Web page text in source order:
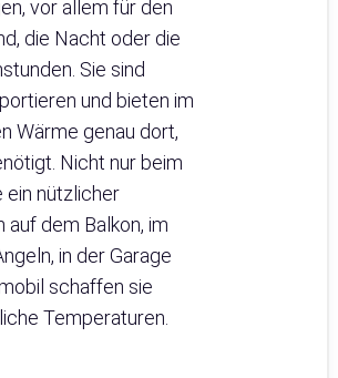
vor allem für den
die Nacht oder die
Sie sind
und bieten im
Wärme genau dort,
Nicht nur beim
ein nützlicher
auf dem Balkon, im
in der Garage
schaffen sie
Temperaturen.